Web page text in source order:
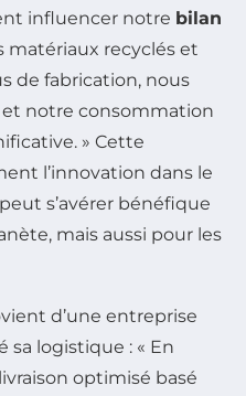
influencer notre bilan
matériaux recyclés et
de fabrication, nous
notre consommation
» Cette
l’innovation dans le
s’avérer bénéfique
mais aussi pour les
d’une entreprise
sa logistique : « En
optimisé basé